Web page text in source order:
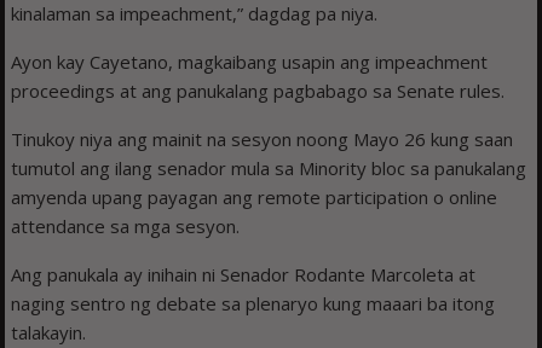
kinalaman sa impeachment,” dagdag pa niya.
Ayon kay Cayetano, magkaibang usapin ang impeachment
proceedings at ang panukalang pagbabago sa Senate rules.
Tinukoy niya ang mainit na sesyon noong Mayo 26 kung saan
tumutol ang ilang senador mula sa Minority bloc sa panukalang
amyenda upang payagan ang remote participation o online
attendance sa mga sesyon.
Ang panukala ay inihain ni Senador Rodante Marcoleta at
naging sentro ng debate sa plenaryo kung maaari ba itong
talakayin.